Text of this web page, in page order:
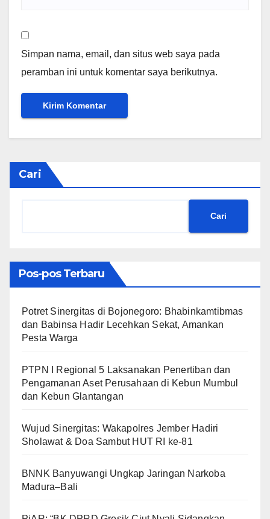
Simpan nama, email, dan situs web saya pada
peramban ini untuk komentar saya berikutnya.
Cari
Cari
Pos-pos Terbaru
​Potret Sinergitas di Bojonegoro: Bhabinkamtibmas
dan Babinsa Hadir Lecehkan Sekat, Amankan
Pesta Warga
PTPN I Regional 5 Laksanakan Penertiban dan
Pengamanan Aset Perusahaan di Kebun Mumbul
dan Kebun Glantangan
Wujud Sinergitas: Wakapolres Jember Hadiri
Sholawat & Doa Sambut HUT RI ke-81
BNNK Banyuwangi Ungkap Jaringan Narkoba
Madura–Bali